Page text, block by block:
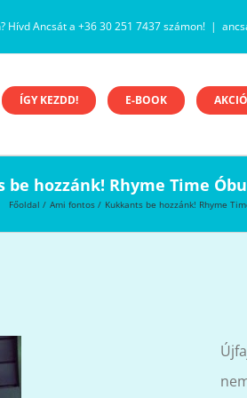
Hívd Ancsát a +36 30 251 7437 számon! |
ÍGY KEZDD! E-BOOK
be hozzánk! Rhyme Time
Főoldal Ami fontos Kukkants be hozzánk! Rhyme